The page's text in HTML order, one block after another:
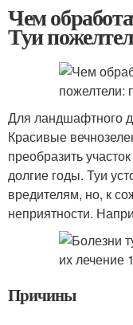
Чем
Туи
Для ландшафтного
Красивые
преобразить
долгие годы. Туи
вредителям, но, к
неприятности.
Причины